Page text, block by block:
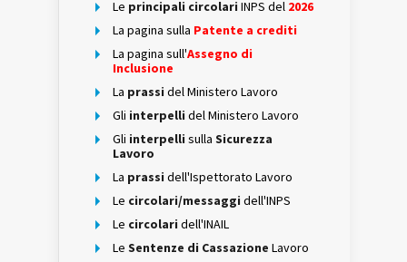
Le principali circolari INPS del 2026
La pagina sulla Patente a crediti
La pagina sull'Assegno di
Inclusione
La prassi del Ministero Lavoro
Gli interpelli del Ministero Lavoro
Gli interpelli sulla Sicurezza
Lavoro
La prassi dell'Ispettorato Lavoro
Le circolari/messaggi dell'INPS
Le circolari dell'INAIL
Le Sentenze di Cassazione Lavoro